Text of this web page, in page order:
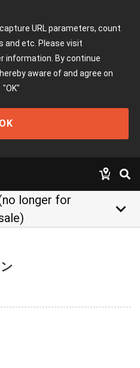
URL parameters, count
and etc. Please visit
information. By continue
aware of and agree on
"OK"
OK
longer for
keyboard_arrow_down